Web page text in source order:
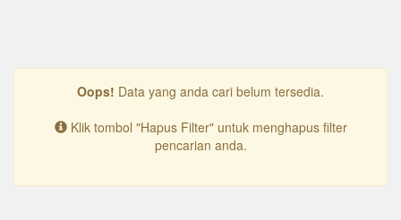
Oops! Data yang anda cari belum tersedia.
Klik tombol "Hapus Filter" untuk menghapus filter
pencarian anda.